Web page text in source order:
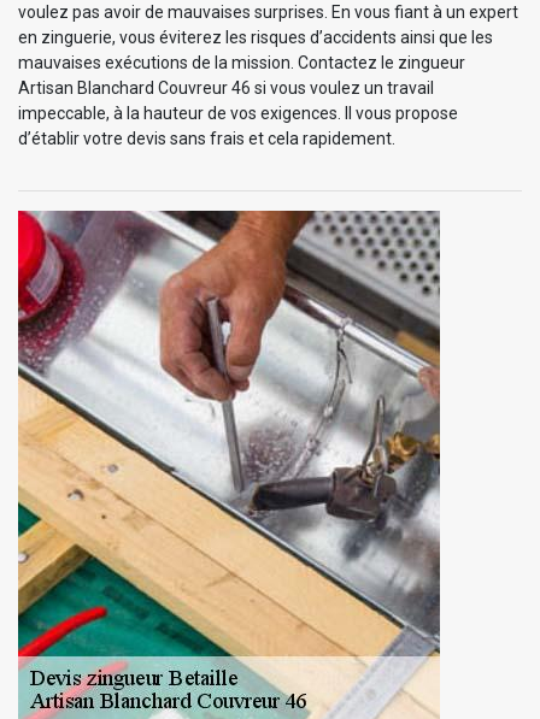
voulez pas avoir de mauvaises surprises. En vous fiant à un expert
en zinguerie, vous éviterez les risques d’accidents ainsi que les
mauvaises exécutions de la mission. Contactez le zingueur
Artisan Blanchard Couvreur 46 si vous voulez un travail
impeccable, à la hauteur de vos exigences. Il vous propose
d’établir votre devis sans frais et cela rapidement.